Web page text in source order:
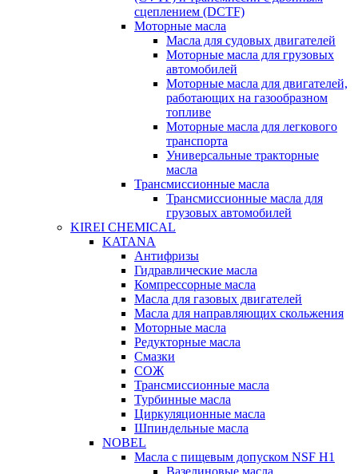
сцеплением (DCTF)
Моторные масла
Масла для судовых двигателей
Моторные масла для грузовых
автомобилей
Моторные масла для двигателей,
работающих на газообразном
топливе
Моторные масла для легкового
транспорта
Универсальные тракторные
масла
Трансмиссионные масла
Трансмиссионные масла для
грузовых автомобилей
KIREI CHEMICAL
KATANA
Антифризы
Гидравлические масла
Компрессорные масла
Масла для газовых двигателей
Масла для направляющих скольжения
Моторные масла
Редукторные масла
Смазки
СОЖ
Трансмиссионные масла
Турбинные масла
Циркуляционные масла
Шпиндельные масла
NOBEL
Масла с пищевым допуском NSF H1
Вазелиновые масла